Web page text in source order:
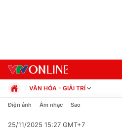
VĂN HÓA - GIẢI TRÍ
Chính trị
Pháp luật
Điện ảnh Âm nhạc Sao
25/11/2025 15:27 GMT+7